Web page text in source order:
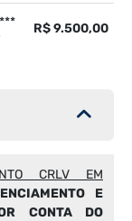
R$ 9.500,00
CRLV EM
E
CONTA DO